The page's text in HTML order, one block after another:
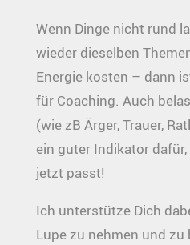
Wenn Dinge nicht rund
wieder dieselben
Energie kosten – dann
für Coaching. Auch
(wie zB Ärger, Trauer,
ein guter Indikator
jetzt passt!
Ich unterstütze Dich
Lupe zu nehmen und zu